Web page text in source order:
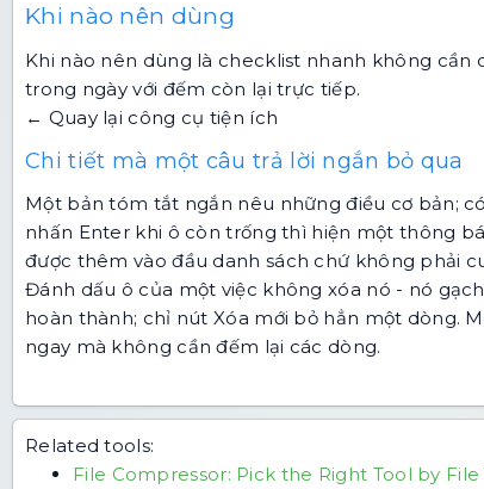
Khi nào nên dùng
Khi nào nên dùng là checklist nhanh không cần
trong ngày với đếm còn lại trực tiếp.
← Quay lại công cụ tiện ích
Chi tiết mà một câu trả lời ngắn bỏ qua
Một bản tóm tắt ngắn nêu những điều cơ bản;
nhấn Enter khi ô còn trống thì hiện một thông
được thêm vào đầu danh sách chứ không phải
Đánh dấu ô của một việc không xóa nó - nó
hoàn thành; chỉ nút Xóa mới bỏ hẳn một dòng.
ngay mà không cần đếm lại các dòng.
Related tools:
File Compressor: Pick the Right Tool by File